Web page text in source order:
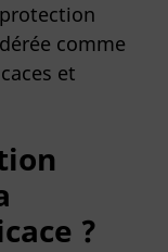
comme
et
?